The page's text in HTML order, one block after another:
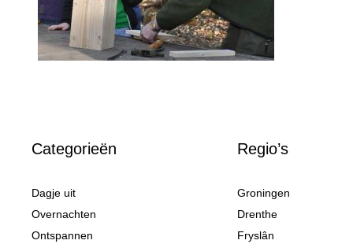
Categorieën
Dagje uit
Overnachten
Ontspannen
Regio’s
Groningen
Drenthe
Fryslân